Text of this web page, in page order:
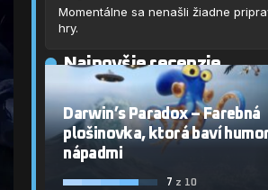
Momentálne sa nenašli žiadne
hry.
Najnovšie recenzie
Darwin’s Paradox – Farebná
plošinovka, ktorá baví
nápadmi
7 z 10